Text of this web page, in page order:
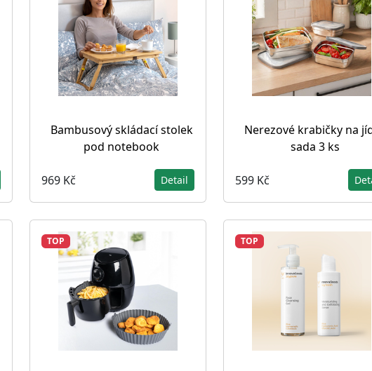
Bambusový skládací stolek
pod notebook
969 Kč Detail
Nerezové krabičky na
sada 3 ks
599 Kč
TOP TOP